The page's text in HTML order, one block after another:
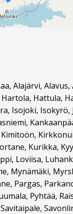
Alajärvi,
Hattula,
Isojoki, Isokyrö,
Kurikka,
Loviisa,
Mynämäki,
Pargas,
Pyhtää,